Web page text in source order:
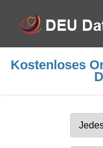
Kostenloses